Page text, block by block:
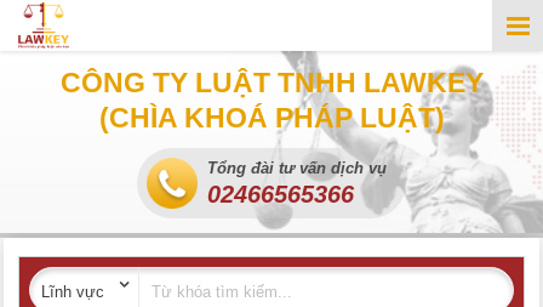
CÔNG TY LUẬT TNHH LAWKEY
(CHÌA KHOÁ PHÁP LUẬT)
Tổng đài tư vấn dịch vụ
02466565366